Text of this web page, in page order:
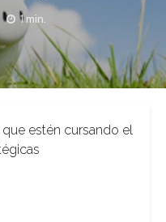
1 min.
que estén cursando el